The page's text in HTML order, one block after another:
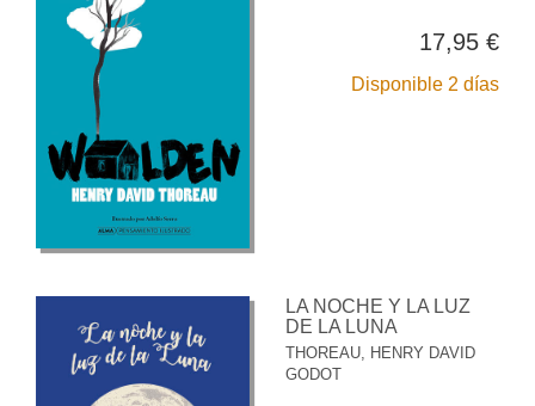
17,95 €
Disponible 2 días
LA NOCHE Y LA LUZ
DE LA LUNA
THOREAU, HENRY DAVID
GODOT